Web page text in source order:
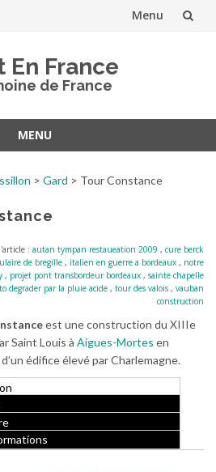
Menu
En France
de France
MENU
> Gard > Tour Constance
: autan tympan restaueation 2009 , cure berck
de bregille , italien en guerre a bordeaux , notre
, projet pont transbordeur bordeaux , sainte chapelle
degrader par la pluie acide , tour des valois , vauban
construction
est une construction du XIIIe
Saint Louis à Aigues-Mortes en
édifice élevé par Charlemagne.